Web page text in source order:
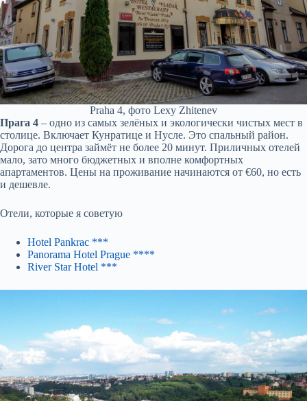
Praha 4, фото Lexy Zhitenev
Прага 4 – одно из самых зелёных и экологически чистых мест в
столице. Включает Кунратице и Нусле. Это спальный район.
Дорога до центра займёт не более 20 минут. Приличных отелей
мало, зато много бюджетных и вполне комфортных
апартаментов. Цены на проживание начинаются от €60, но есть
и дешевле.
Отели, которые я советую
Hotel Pankrac ***
Panorama Hotel Prague ****
River Star Hotel ***